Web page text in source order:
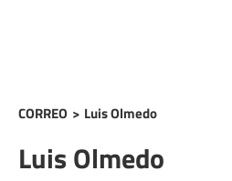
CORREO > Luis Olmedo
Luis Olmedo